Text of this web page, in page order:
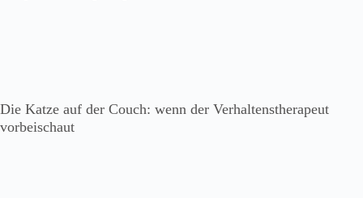
Die Katze auf der Couch: wenn der Verhaltenstherapeut
vorbeischaut